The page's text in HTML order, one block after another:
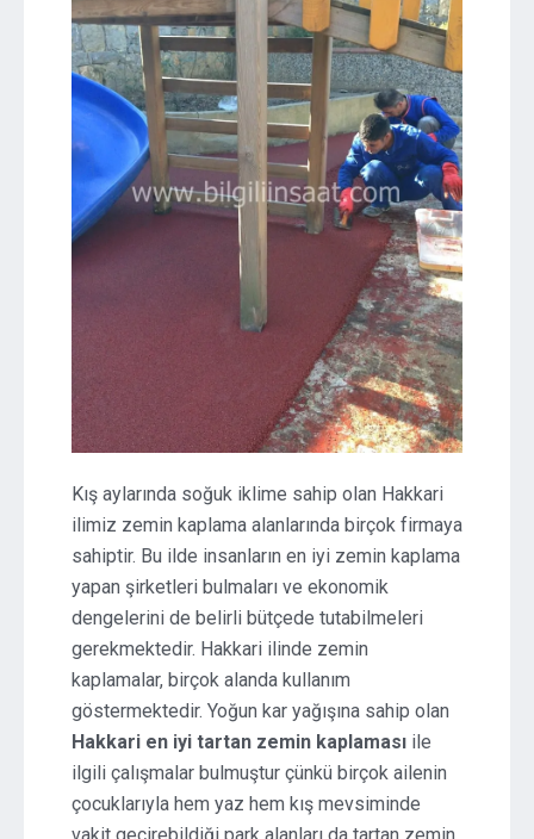
Kış aylarında soğuk iklime sahip olan Hakkari
ilimiz zemin kaplama alanlarında birçok firmaya
sahiptir. Bu ilde insanların en iyi zemin kaplama
yapan şirketleri bulmaları ve ekonomik
dengelerini de belirli bütçede tutabilmeleri
gerekmektedir. Hakkari ilinde zemin
kaplamalar, birçok alanda kullanım
göstermektedir. Yoğun kar yağışına sahip olan
Hakkari en iyi tartan zemin kaplaması ile
ilgili çalışmalar bulmuştur çünkü birçok ailenin
çocuklarıyla hem yaz hem kış mevsiminde